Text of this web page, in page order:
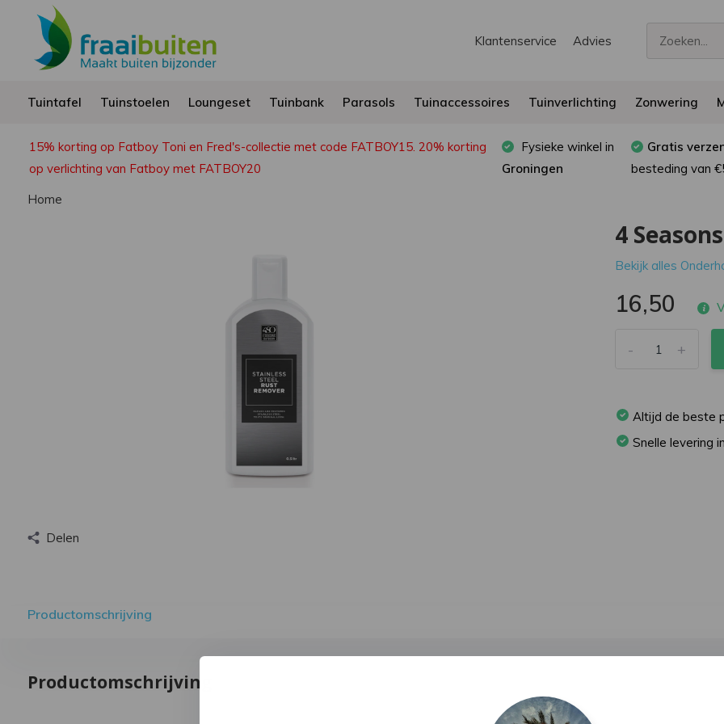
Klantenservice Advies
Tuintafel Tuinstoelen Loungeset Tuinbank Parasols Tuinaccessoires Tuinverlichting Zonwering
15% korting op Fatboy Toni en Fred's-collectie met code FATBOY15. 20% korting
op verlichting van Fatboy met FATBOY20
Fysieke winkel in
Groningen
Gratis
besteding van
Home
Delen
4
Bekijk alles
16,50
+
-
Altijd de beste
Snelle levering
Productomschrijving
Productomschrijving